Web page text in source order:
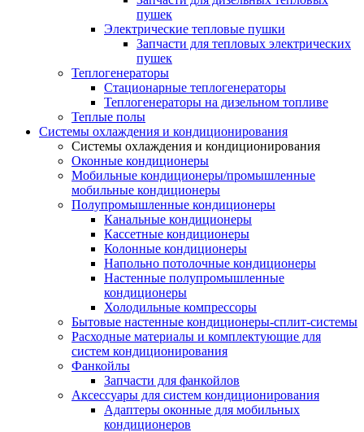
пушек
Электрические тепловые пушки
Запчасти для тепловых электрических
пушек
Теплогенераторы
Cтационарные теплогенераторы
Теплогенераторы на дизельном топливе
Теплые полы
Системы охлаждения и кондиционирования
Системы охлаждения и кондиционирования
Оконные кондиционеры
Мобильные кондиционеры/промышленные
мобильные кондиционеры
Полупромышленные кондиционеры
Канальные кондиционеры
Кассетные кондиционеры
Колонные кондиционеры
Напольно потолочные кондиционеры
Настенные полупромышленные
кондиционеры
Холодильные компрессоры
Бытовые настенные кондиционеры-сплит-системы
Расходные материалы и комплектующие для
систем кондиционирования
Фанкойлы
Запчасти для фанкойлов
Аксессуары для систем кондиционирования
Адаптеры оконные для мобильных
кондиционеров